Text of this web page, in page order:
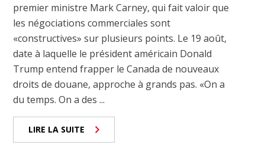
premier ministre Mark Carney, qui fait valoir que
les négociations commerciales sont
«constructives» sur plusieurs points. Le 19 août,
date à laquelle le président américain Donald
Trump entend frapper le Canada de nouveaux
droits de douane, approche à grands pas. «On a
du temps. On a des ...
LIRE LA SUITE